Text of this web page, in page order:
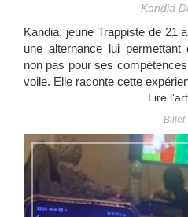
Kandia
Kandia, jeune Trappiste de 21
une alternance lui
non pas pour ses
voile. Elle raconte cette
Lire
Billet